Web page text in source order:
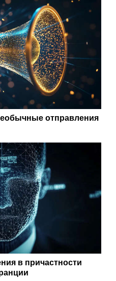
отправления
в причастности